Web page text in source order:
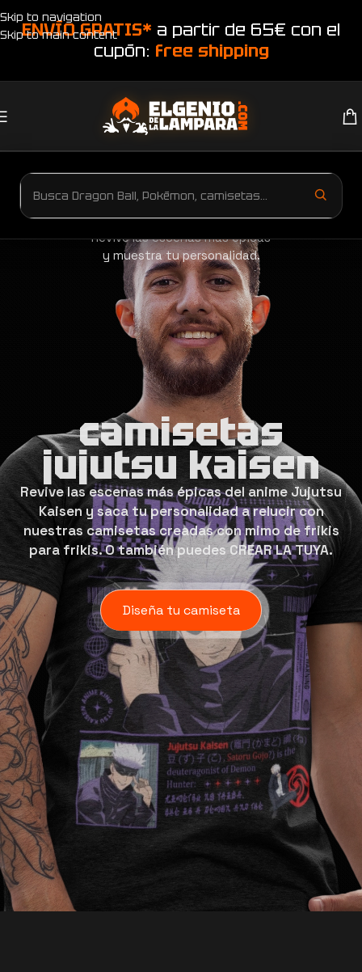
Skip to navigation
Skip to main content
ENVÍO GRATIS* a partir de 65€ con el
cupón: free shipping
Camisetas Jujutsu Kaisen
Revive las escenas más épicas
y muestra tu personalidad.
camisetas
jujutsu kaisen
Revive las escenas más épicas del anime Jujutsu
Kaisen y saca tu personalidad a relucir con
nuestras camisetas creadas con mimo de frikis
para frikis. O también puedes CREAR LA TUYA.
Diseña tu camiseta